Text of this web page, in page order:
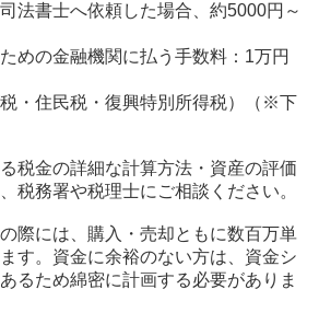
法書士へ依頼した場合、約5000円～
めの金融機関に払う手数料：1万円
税・住民税・復興特別所得税）（※下
税金の詳細な計算方法・資産の評価
税務署や税理士にご相談ください。
際には、購入・売却ともに数百万単
す。資金に余裕のない方は、資金シ
るため綿密に計画する必要がありま